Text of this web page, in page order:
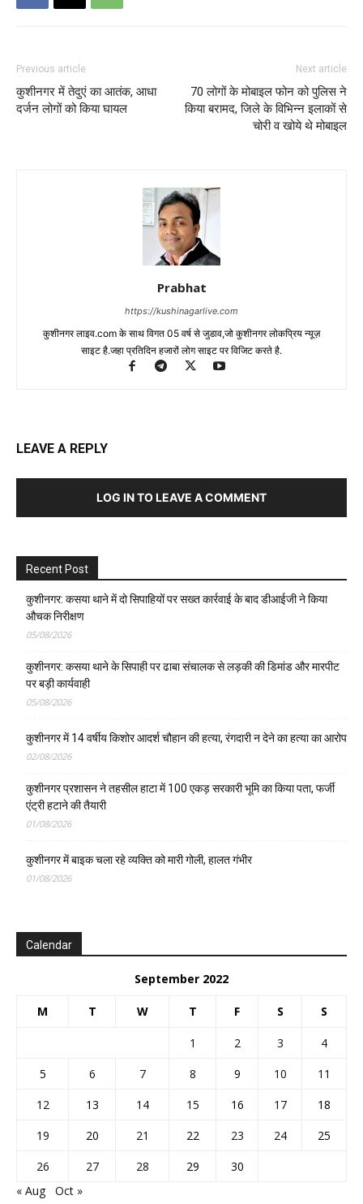
Previous article
कुशीनगर में तेदुएं का आतंक, आधा
दर्जन लोगों को किया घायल
Next article
70 लोगों के मोबाइल फोन को पुलिस ने
किया बरामद, जिले के विभिन्न इलाकों से
चोरी व खोये थे मोबाइल
Prabhat
https://kushinagarlive.com
कुशीनगर लाइव.com के साथ विगत 05 वर्ष से जुडाव,जो कुशीनगर लोकप्रिय न्यूज़
साइट है.जहा प्रतिदिन हजारों लोग साइट पर विजिट करते है.
LEAVE A REPLY
LOG IN TO LEAVE A COMMENT
Recent Post
कुशीनगर: कसया थाने में दो सिपाहियों पर सख्त कार्रवाई के बाद डीआईजी ने किया
औचक निरीक्षण
05/08/2026
कुशीनगर: कसया थाने के सिपाही पर ढाबा संचालक से लड़की की डिमांड और मारपीट
पर बड़ी कार्यवाही
05/08/2026
कुशीनगर में 14 वर्षीय किशोर आदर्श चौहान की हत्या, रंगदारी न देने का हत्या का आरोप
02/08/2026
कुशीनगर प्रशासन ने तहसील हाटा में 100 एकड़ सरकारी भूमि का किया पता, फर्जी
एंट्री हटाने की तैयारी
01/08/2026
कुशीनगर में बाइक चला रहे व्यक्ति को मारी गोली, हालत गंभीर
01/08/2026
Calendar
September 2022
M T W T F S S
1 2 3
4
5
6 7 8 9 10
11
12
13 14 15 16 17
18
19
20 21 22 23 24
25
26
27 28 29
30
« Aug
Oct »